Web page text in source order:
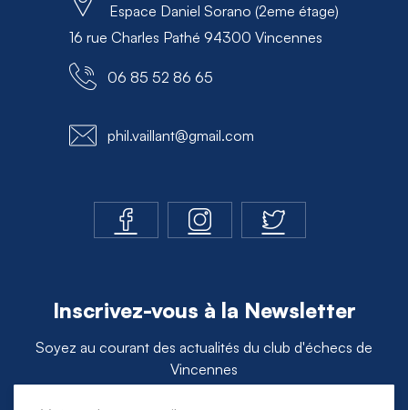
Espace Daniel Sorano (2eme étage)
16 rue Charles Pathé 94300 Vincennes
06 85 52 86 65
phil.vaillant@gmail.com
Inscrivez-vous à la Newsletter
Soyez au courant des actualités du club d'échecs de
Vincennes